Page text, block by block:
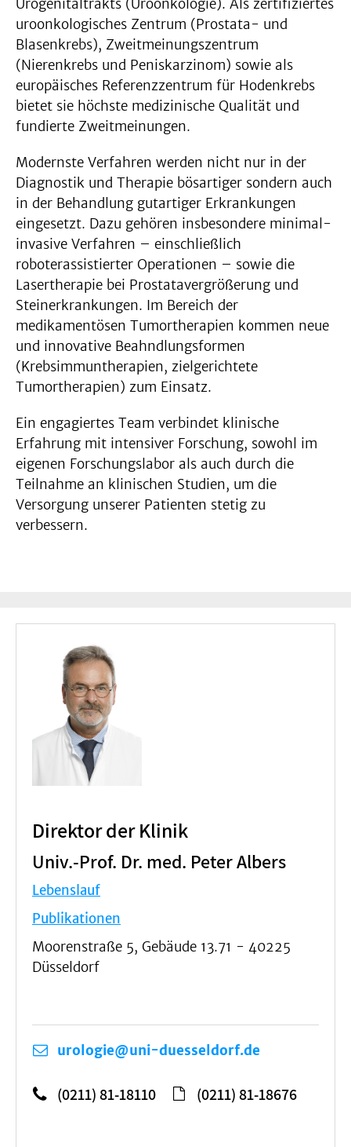
Urogenitaltrakts (Uroonkologie). Als zertifiziertes
uroonkologisches Zentrum (Prostata- und
Blasenkrebs), Zweitmeinungszentrum
(Nierenkrebs und Peniskarzinom) sowie als
europäisches Referenzzentrum für Hodenkrebs
bietet sie höchste medizinische Qualität und
fundierte Zweitmeinungen.
Modernste Verfahren werden nicht nur in der
Diagnostik und Therapie bösartiger sondern auch
in der Behandlung gutartiger Erkrankungen
eingesetzt. Dazu gehören insbesondere minimal-
invasive Verfahren – einschließlich
roboterassistierter Operationen – sowie die
Lasertherapie bei Prostatavergrößerung und
Steinerkrankungen. Im Bereich der
medikamentösen Tumortherapien kommen neue
und innovative Beahndlungsformen
(Krebsimmuntherapien, zielgerichtete
Tumortherapien) zum Einsatz.
Ein engagiertes Team verbindet klinische
Erfahrung mit intensiver Forschung, sowohl im
eigenen Forschungslabor als auch durch die
Teilnahme an klinischen Studien, um die
Versorgung unserer Patienten stetig zu
verbessern.
Direktor der Klinik
Univ.-Prof. Dr. med. Peter Albers
Lebenslauf
Publikationen
Moorenstraße 5, Gebäude 13.71 - 40225
Düsseldorf
urologie@uni-duesseldorf.de
(0211) 81-18110 (0211) 81-18676